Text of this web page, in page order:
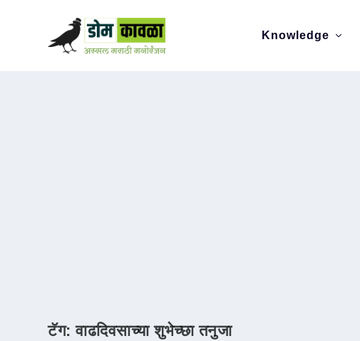
Knowledge
टॅग:वाढदिवसाच्या शुभेच्छा तनुजा